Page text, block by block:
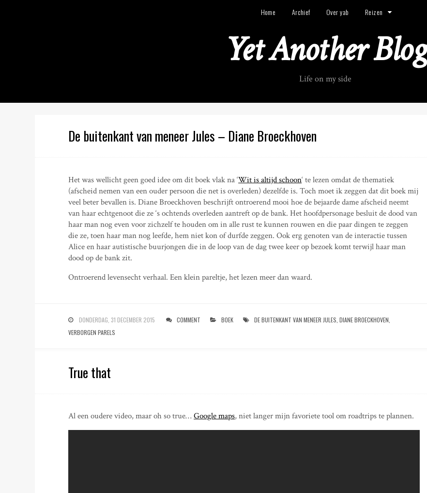
t
Home Archief Over yab Reizen
Yet Another Blog
Life on my side
De buitenkant van meneer Jules – Diane Broeckhoven
Het was wellicht geen goed idee om dit boek vlak na ‘Wit is altijd schoon‘ te lezen omdat de thematiek
(afscheid nemen van een ouder persoon die net is overleden) dezelfde is. Toch moet ik zeggen dat dit boek mij
veel beter bevallen is. Diane Broeckhoven beschrijft ontroerend mooi hoe de bejaarde dame afscheid neemt
van haar echtgenoot die ze ‘s ochtends overleden aantreft op de bank. Het hoofdpersonage besluit de dood van
haar man nog even voor zichzelf te houden om in alle rust te kunnen rouwen en die paar dingen te zeggen
die ze, toen haar man nog leefde, hem niet kon of durfde zeggen. Ook erg genoten van de interactie tussen
Alice en haar autistische buurjongen die in de loop van de dag twee keer op bezoek komt terwijl haar man
dood op de bank zit.
Ontroerend levensecht verhaal. Een klein pareltje, het lezen meer dan waard.
DONDERDAG, 31 DECEMBER 2015 COMMENT BOEK DE BUITENKANT VAN MENEER JULES ,DIANE BROECKHOVEN
VERBORGEN PARELS
True that
Al een oudere video, maar oh so true…Google maps, niet langer mijn favoriete tool om roadtrips te plannen.